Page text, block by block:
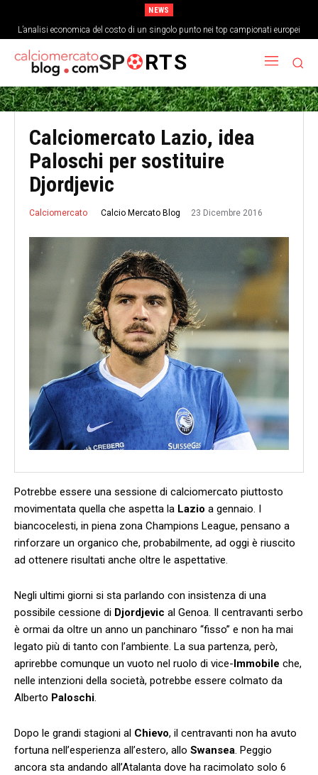
NEWS
L’analisi economica del costo di un singolo punto nei top campionati europei
SP RTS
Calciomercato Lazio, idea
Paloschi per sostituire
Djordjevic
Calciomercato Calcio Mercato Blog 23 Dicembre 2016
Potrebbe essere una sessione di calciomercato piuttosto
movimentata quella che aspetta la Lazio a gennaio. I
biancocelesti, in piena zona Champions League, pensano a
rinforzare un organico che, probabilmente, ad oggi è riuscito
ad ottenere risultati anche oltre le aspettative.
Negli ultimi giorni si sta parlando con insistenza di una
possibile cessione di Djordjevic al Genoa. Il centravanti serbo
è ormai da oltre un anno un panchinaro “fisso” e non ha mai
legato più di tanto con l’ambiente. La sua partenza, però,
aprirebbe comunque un vuoto nel ruolo di vice-Immobile che,
nelle intenzioni della società, potrebbe essere colmato da
Alberto Paloschi
Dopo le grandi stagioni al Chievo, il centravanti non ha avuto
fortuna nell’esperienza all’estero, allo Swansea . Peggio
ancora sta andando all’Atalanta dove ha racimolato solo 6